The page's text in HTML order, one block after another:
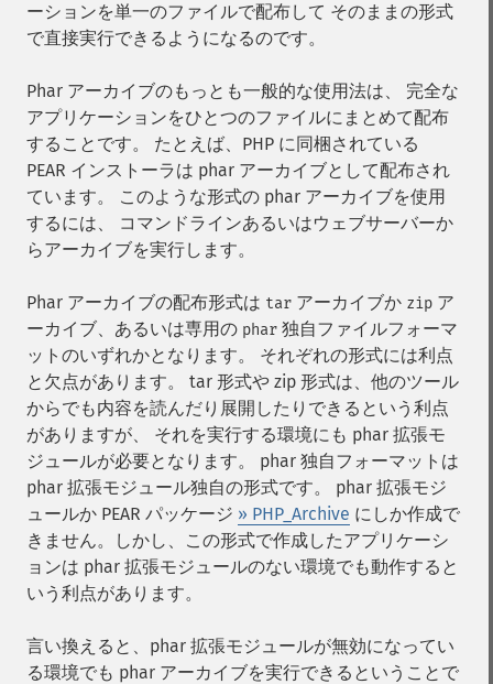
ーションを単一のファイルで配布して そのままの形式
で直接実行できるようになるのです。
Phar アーカイブのもっとも一般的な使用法は、 完全な
アプリケーションをひとつのファイルにまとめて配布
することです。 たとえば、PHP に同梱されている
PEAR インストーラは phar アーカイブとして配布され
ています。 このような形式の phar アーカイブを使用
するには、 コマンドラインあるいはウェブサーバーか
らアーカイブを実行します。
Phar アーカイブの配布形式は tar アーカイブか zip ア
ーカイブ、あるいは専用の phar 独自ファイルフォーマ
ットのいずれかとなります。 それぞれの形式には利点
と欠点があります。 tar 形式や zip 形式は、他のツール
からでも内容を読んだり展開したりできるという利点
がありますが、 それを実行する環境にも phar 拡張モ
ジュールが必要となります。 phar 独自フォーマットは
phar 拡張モジュール独自の形式です。 phar 拡張モジ
ュールか PEAR パッケージ » PHP_Archive にしか作成で
きません。しかし、この形式で作成したアプリケーシ
ョンは phar 拡張モジュールのない環境でも動作すると
いう利点があります。
言い換えると、phar 拡張モジュールが無効になってい
る環境でも phar アーカイブを実行できるということで